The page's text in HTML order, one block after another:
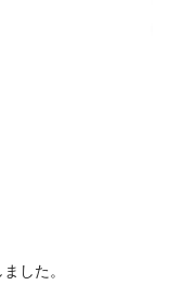
した。